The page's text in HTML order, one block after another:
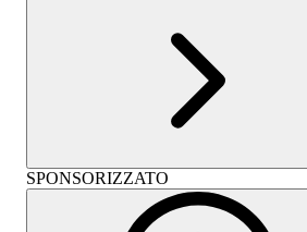
SPONSORIZZATO